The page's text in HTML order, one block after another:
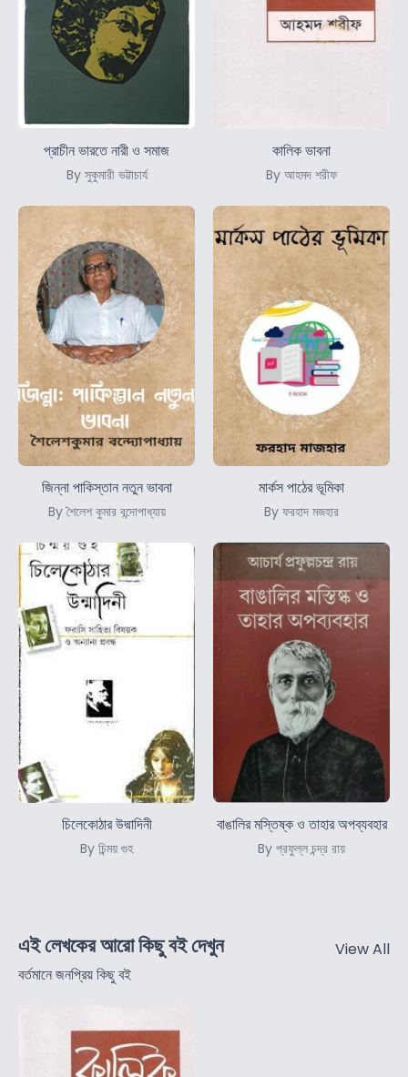
প্রাচীন ভারতে নারী ও সমাজ
By সুকুমারী ভট্টাচার্য
কালিক ভাবনা
By আহমদ শরীফ
জিন্না পাকিস্তান নতুন ভাবনা
By শৈলেশ কুমার বন্দোপাধ্যায়
মার্কস পাঠের ভূমিকা
By ফরহাদ মজহার
চিলেকোঠার উদ্মাদিনী
By চিন্ময় গুহ
বাঙালির মস্তিষ্ক ও তাহার অপব্যবহার
By প্রফুল্ল চন্দ্র রায়
এই লেখকের আরো কিছু বই দেখুন
বর্তমানে জনপ্রিয় কিছু বই
View All